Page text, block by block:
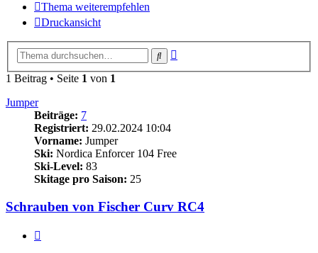
Thema weiterempfehlen
Druckansicht
Suche
1 Beitrag • Seite 1 von 1
Jumper
Beiträge: 7
Registriert: 29.02.2024 10:04
Vorname: Jumper
Ski: Nordica Enforcer 104 Free
Ski-Level: 83
Skitage pro Saison: 25
Schrauben von Fischer Curv RC4